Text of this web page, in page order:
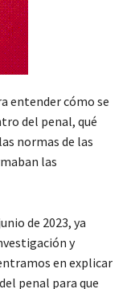
entender cómo se
del penal, qué
normas de las
las
de 2023, ya
y
en explicar
penal para que